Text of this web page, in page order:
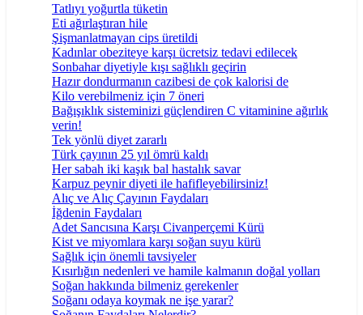
Tatlıyı yoğurtla tüketin
Eti ağırlaştıran hile
Şişmanlatmayan cips üretildi
Kadınlar obeziteye karşı ücretsiz tedavi edilecek
Sonbahar diyetiyle kışı sağlıklı geçirin
Hazır dondurmanın cazibesi de çok kalorisi de
Kilo verebilmeniz için 7 öneri
Bağışıklık sisteminizi güçlendiren C vitaminine ağırlık
verin!
Tek yönlü diyet zararlı
Türk çayının 25 yıl ömrü kaldı
Her sabah iki kaşık bal hastalık savar
Karpuz peynir diyeti ile hafifleyebilirsiniz!
Alıç ve Alıç Çayının Faydaları
İğdenin Faydaları
Adet Sancısına Karşı Civanperçemi Kürü
Kist ve miyomlara karşı soğan suyu kürü
Sağlık için önemli tavsiyeler
Kısırlığın nedenleri ve hamile kalmanın doğal yolları
Soğan hakkında bilmeniz gerekenler
Soğanı odaya koymak ne işe yarar?